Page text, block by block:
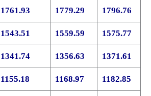
1761.93 1779.29 1796.76
1543.51 1559.59 1575.77
1341.74 1356.63 1371.61
1155.18 1168.97 1182.85